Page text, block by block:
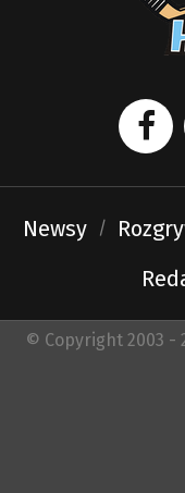
Newsy
© Copyright 2003 -